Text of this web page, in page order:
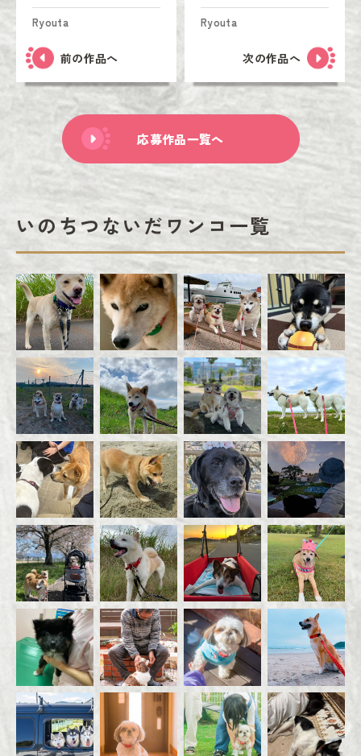
Ryouta
前の作品へ
Ryouta
次の作品へ
応募作品一覧へ
いのちつないだワンコ一覧